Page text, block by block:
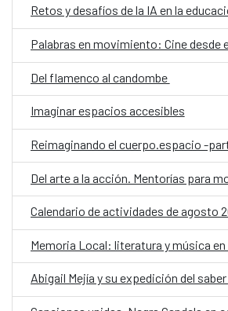
Del flamenco al candombe
Imaginar espacios accesibles
Reimaginando el cuerpo.espacio -
Calendario de actividades de agosto